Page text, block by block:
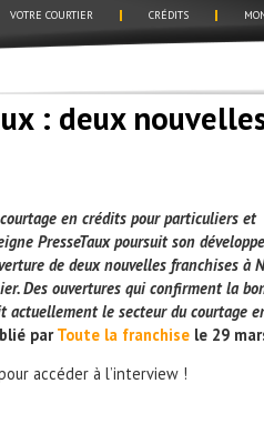
VOTRE COURTIER CRÉDITS
: deux
en crédits pour particuliers et
PresseTaux poursuit son
de deux nouvelles franchises à
Des ouvertures qui confirment la
actuellement le secteur du courtage
parToute la franchise le 29
accéder à l’interview !